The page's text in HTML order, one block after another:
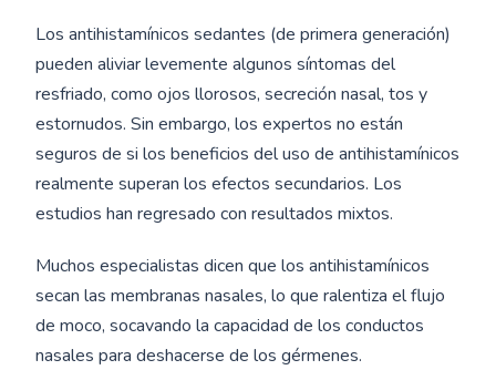
Los antihistamínicos sedantes (de primera generación)
pueden aliviar levemente algunos síntomas del
resfriado, como ojos llorosos, secreción nasal, tos y
estornudos. Sin embargo, los expertos no están
seguros de si los beneficios del uso de antihistamínicos
realmente superan los efectos secundarios. Los
estudios han regresado con resultados mixtos.
Muchos especialistas dicen que los antihistamínicos
secan las membranas nasales, lo que ralentiza el flujo
de moco, socavando la capacidad de los conductos
nasales para deshacerse de los gérmenes.